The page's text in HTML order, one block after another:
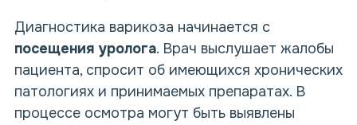
Диагностика варикоза начинается с
посещения уролога. Врач выслушает жалобы
пациента, спросит об имеющихся хронических
патологиях и принимаемых препаратах. В
процессе осмотра могут быть выявлены